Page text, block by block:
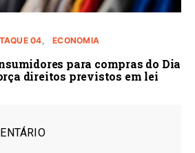
04 ECONOMIA
para compras do Dia
direitos previstos em lei